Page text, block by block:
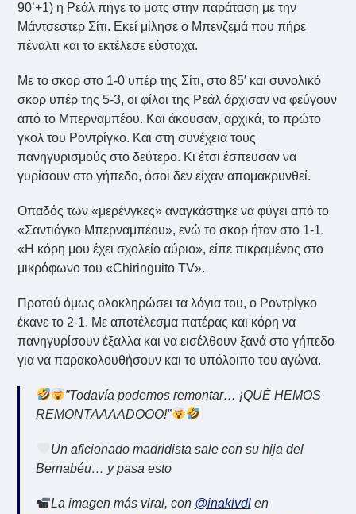
90’+1) η Ρεάλ πήγε το ματς στην παράταση με την
Μάντσεστερ Σίτι. Εκεί μίλησε ο Μπενζεμά που πήρε
πέναλτι και το εκτέλεσε εύστοχα.
Με το σκορ στο 1-0 υπέρ της Σίτι, στο 85′ και συνολικό
σκορ υπέρ της 5-3, οι φίλοι της Ρεάλ άρχισαν να φεύγουν
από το Μπερναμπέου. Και άκουσαν, αρχικά, το πρώτο
γκολ του Ροντρίγκο. Και στη συνέχεια τους
πανηγυρισμούς στο δεύτερο. Κι έτσι έσπευσαν να
γυρίσουν στο γήπεδο, όσοι δεν είχαν απομακρυνθεί.
Οπαδός των «μερένγκες» αναγκάστηκε να φύγει από το
«Σαντιάγκο Μπερναμπέου», ενώ το σκορ ήταν στο 1-1.
«Η κόρη μου έχει σχολείο αύριο», είπε πικραμένος στο
μικρόφωνο του «Chiringuito TV».
Προτού όμως ολοκληρώσει τα λόγια του, ο Ροντρίγκο
έκανε το 2-1. Με αποτέλεσμα πατέρας και κόρη να
πανηγυρίσουν έξαλλα και να εισέλθουν ξανά στο γήπεδο
για να παρακολουθήσουν και το υπόλοιπο του αγώνα.
”Todavía podemos remontar… ¡QUÉ HEMOS
REMONTAAAADOOO!”
Un aficionado madridista sale con su hija del
Bernabéu… y pasa esto
La imagen más viral, con @inakivdlen